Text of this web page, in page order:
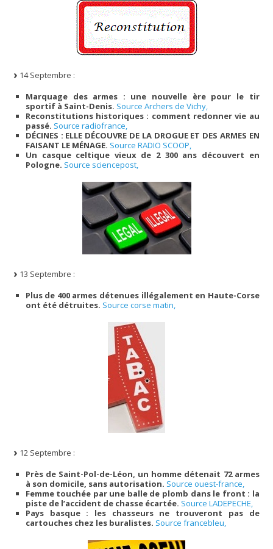
14 Septembre :
Marquage des armes : une nouvelle ère pour le tir
sportif à Saint-Denis. Source Archers de Vichy,
Reconstitutions historiques : comment redonner vie au
passé. Source radiofrance,
DÉCINES : ELLE DÉCOUVRE DE LA DROGUE ET DES ARMES EN
FAISANT LE MÉNAGE. Source RADIO SCOOP,
Un casque celtique vieux de 2 300 ans découvert en
Pologne. Source sciencepost,
13 Septembre :
Plus de 400 armes détenues illégalement en Haute-Corse
ont été détruites. Source corse matin,
12 Septembre :
Près de Saint-Pol-de-Léon, un homme détenait 72 armes
à son domicile, sans autorisation. Source ouest-france,
Femme touchée par une balle de plomb dans le front : la
piste de l’accident de chasse écartée. Source LADEPECHE,
Pays basque : les chasseurs ne trouveront pas de
cartouches chez les buralistes. Source francebleu,